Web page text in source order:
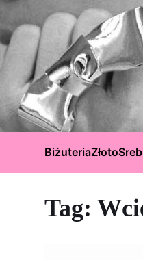
BiżuteriaZłoto
Tag: